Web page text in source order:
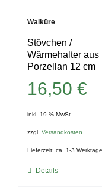
Walküre
Stövchen /
Wärmehalter aus
Porzellan 12 cm
16,50 €
inkl. 19 % MwSt.
zzgl. Versandkosten
Lieferzeit: ca. 1-3 Werktage
Details